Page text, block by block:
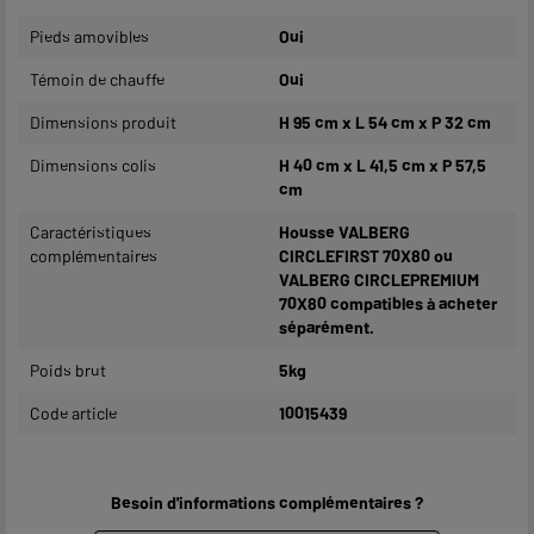
Pieds amovibles Oui
Témoin de chauffe Oui
Dimensions produit H 95 cm x L 54 cm x P 32 cm
Dimensions colis
H 40 cm x L 41,5 cm x P 57,5
cm
Caractéristiques
complémentaires
Housse VALBERG
CIRCLEFIRST 70X80 ou
VALBERG CIRCLEPREMIUM
70X80 compatibles à acheter
séparément.
Poids brut 5kg
Code article 10015439
Besoin d'informations complémentaires ?